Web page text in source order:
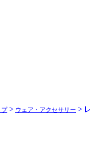
プ> ウェア・アクセサリー >